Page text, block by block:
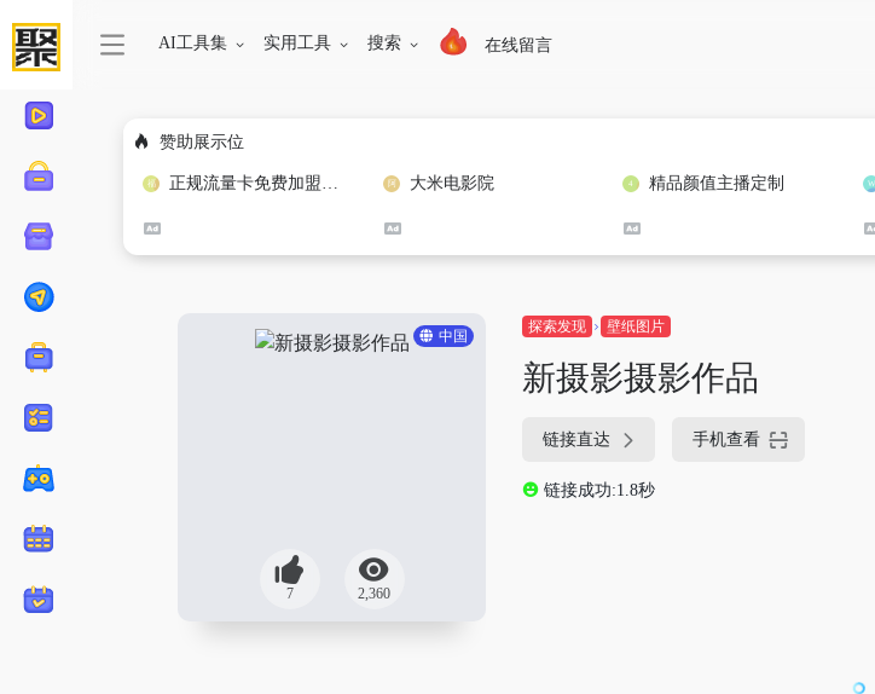
AI工具集 实用工具 搜索 在线留言
赞助展示位
正规流量卡免费加盟合作 大米电影院 精品颜值主播定制
中国
7 2,360
探索发现 壁纸图片
新摄影摄影作品
链接直达 手机查看
链接成功:1.8秒